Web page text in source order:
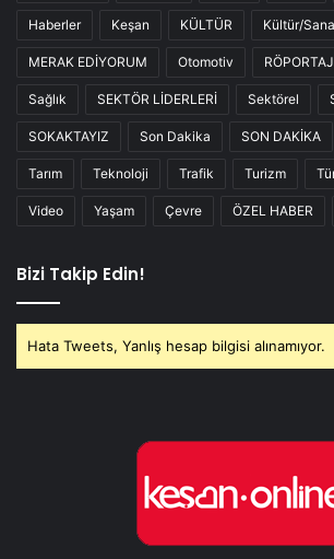
Haberler Keşan KÜLTÜR Kültür/
MERAK EDİYORUM Otomotiv RÖPORTAJ
Sağlık SEKTÖR LİDERLERİ Sektörel
SOKAKTAYIZ Son Dakika SON DAKİKA
Tarım Teknoloji Trafik Turizm
Video Yaşam Çevre ÖZEL HABER
Bizi Takip Edin!
Hata Tweets, Yanlış hesap bilgisi alınamıyor.